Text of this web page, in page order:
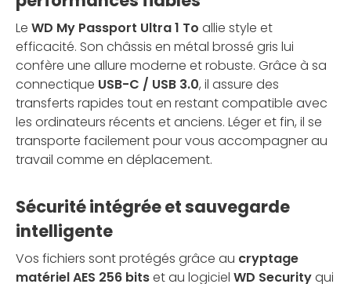
Le WD My Passport Ultra 1 To allie style et
efficacité. Son châssis en métal brossé gris lui
confère une allure moderne et robuste. Grâce à sa
connectique USB-C / USB 3.0, il assure des
transferts rapides tout en restant compatible avec
les ordinateurs récents et anciens. Léger et fin, il se
transporte facilement pour vous accompagner au
travail comme en déplacement.
Sécurité intégrée et sauvegarde
intelligente
Vos fichiers sont protégés grâce au cryptage
matériel AES 256 bitset au logiciel WD Securityqui